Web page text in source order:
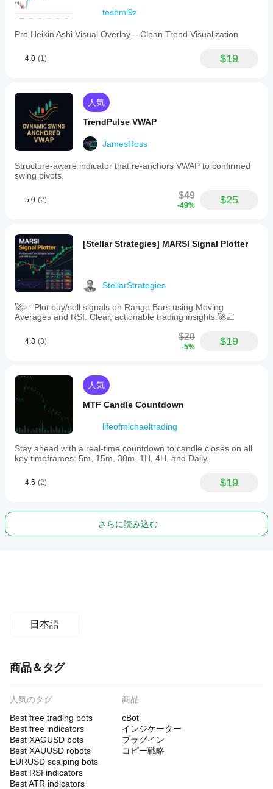
teshmi9z
Pro Heikin Ashi Visual Overlay – Clean Trend Visualization
4.0 (1) $19
人気
TrendPulse VWAP
JamesRoss
Structure-aware indicator that re-anchors VWAP to confirmed
swing pivots.
5.0 (2) $49
-49% $25
[Stellar Strategies] MARSI Signal Plotter
StellarStrategies
🚀📈 Plot buy/sell signals on Range Bars using Moving
Averages and RSI. Clear, actionable trading insights.🚀📈
4.3 (3) $20
-5% $19
人気
MTF Candle Countdown
lifeofmichaeltrading
Stay ahead with a real-time countdown to candle closes on all
key timeframes: 5m, 15m, 30m, 1H, 4H, and Daily.
4.5 (2) $19
さらに読み込む
日本語
商品＆タグ
人気のタグ
Best free trading bots
Best free indicators
Best XAGUSD bots
Best XAUUSD robots
EURUSD scalping bots
Best RSI indicators
Best ATR indicators
商品
cBot
インジケーター
プラグイン
コピー戦略